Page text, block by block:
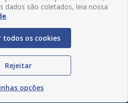
Sociais
dados são coletados, leia nossa
.
todos os cookies
Rejeitar
opções